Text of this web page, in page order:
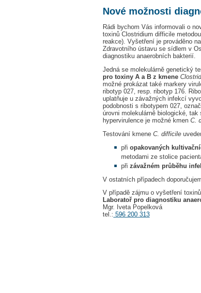
Nové možnosti
Rádi bychom Vás informovali o
toxinů Clostridium difficile
reakce). Vyšetření je prováděno
Zdravotního ústavu se sídlem v
diagnostiku anaerobních bakterií.
Jedná se molekulárně genetický
pro toxiny A a B z kmene
možné prokázat také markery
ribotyp 027, resp. ribotyp 176.
uplatňuje u závažných infekcí
podobnosti s ribotypem 027,
úrovni molekulárně biologické,
hypervirulence je možné kmen C.
Testování kmene C. difficile
při opakovaných
metodami ze stolice
při závažném průběhu
V ostatních případech
V případě zájmu o vyšetření
Laboratoř pro diagnostiku
Mgr. Iveta Popelková
tel.: 596 200 313